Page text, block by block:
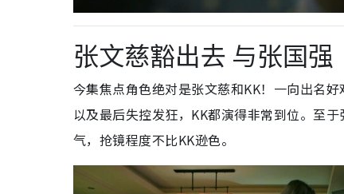
张文慈豁出去 与张国
今集焦点角色绝对是张文慈和KK！一向出名
以及最后失控发狂，KK都演得非常到位。至
气，抢镜程度不比KK逊色。